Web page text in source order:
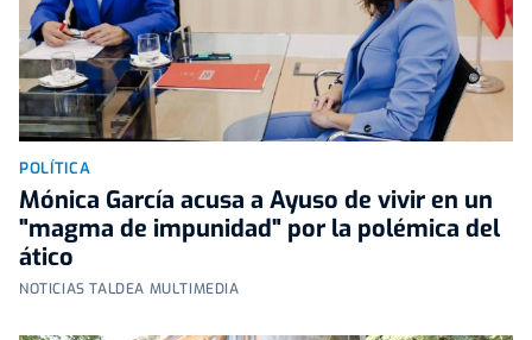
POLÍTICA
Mónica García acusa a Ayuso de vivir en un
"magma de impunidad" por la polémica del
ático
NOTICIAS TALDEA MULTIMEDIA